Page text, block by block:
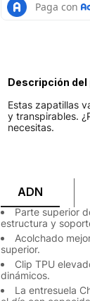
Descripción del
Estas zapatillas
y transpirables.
necesitas.
ADN
Parte superior
estructura y
Acolchado
superior.
Clip TPU
dinámicos.
La entresuela